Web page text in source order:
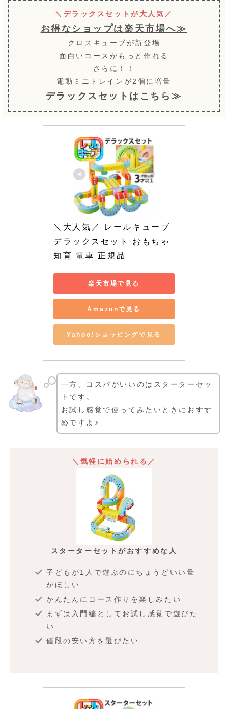
＼デラックスセットが大人気／
お得なショップは楽天市場へ≫
クロスキューブが新登場
面白いコースがもっと作れる
さらに！！
電動ミニトレインが2個に増量
デラックスセットはこちら≫
＼大人気／ レールキューブ
デラックスセット おもちゃ
知育 電車 正規品
楽天市場で見る
Amazonで見る
Yahoo!ショッピングで見る
一方、コスパがいいのはスターターセッ
トです。
お試し感覚で使ってみたいときにおすす
めですよ♪
＼気軽に始められる／
スターターセットがおすすめな人
子どもが1人で遊ぶのにちょうどいい量
がほしい
かんたんにコース作りを楽しみたい
まずは入門編としてお試し感覚で遊びた
い
値段の安い方を選びたい